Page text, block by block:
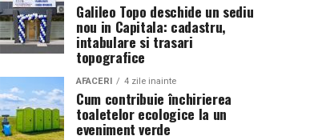
Galileo Topo deschide un sediu
nou in Capitala: cadastru,
intabulare si trasari
topografice
AFACERI 4 zile inainte
Cum contribuie închirierea
toaletelor ecologice la un
eveniment verde